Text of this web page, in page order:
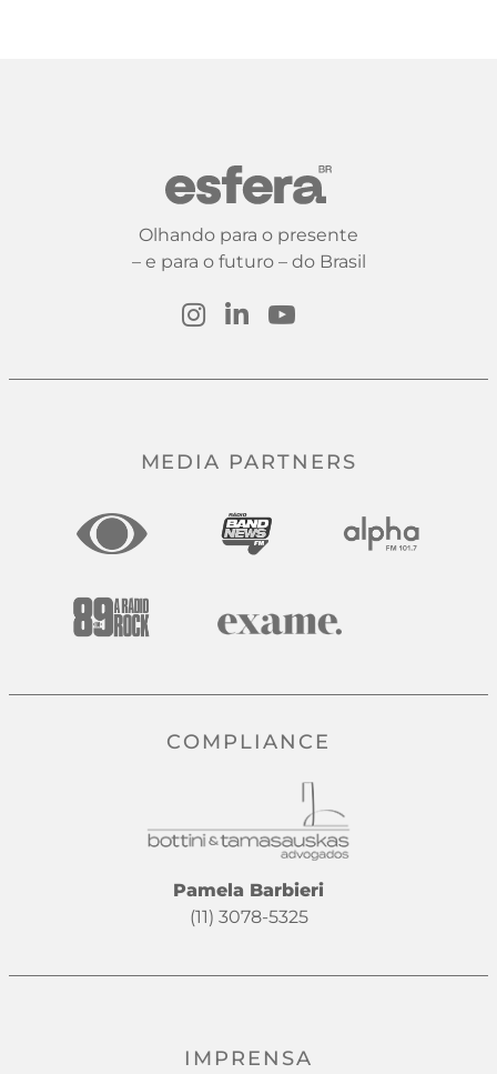
Olhando para o presente
– e para o futuro – do Brasil
MEDIA PARTNERS
COMPLIANCE
Pamela Barbieri
(11) 3078-5325
IMPRENSA